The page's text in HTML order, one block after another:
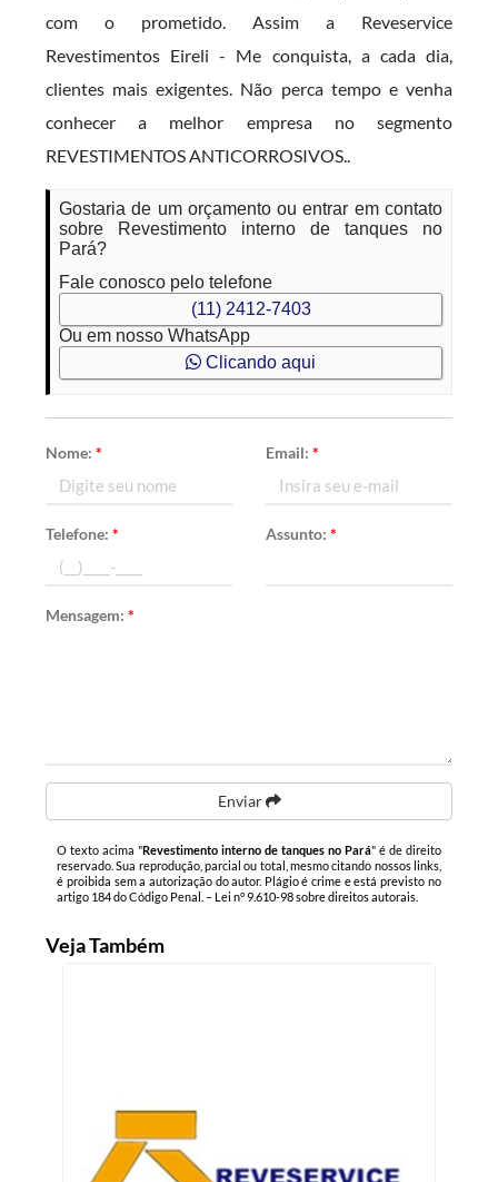
com o prometido. Assim a Reveservice
Revestimentos Eireli - Me conquista, a cada dia,
clientes mais exigentes. Não perca tempo e venha
conhecer a melhor empresa no segmento
REVESTIMENTOS ANTICORROSIVOS..
Gostaria de um orçamento ou entrar em contato
sobre Revestimento interno de tanques no
Pará?
Fale conosco pelo telefone
(11) 2412-7403
Ou em nosso WhatsApp
Clicando aqui
Nome:* Email: *
Telefone:* Assunto: *
Mensagem:*
Enviar
O texto acima "Revestimento interno de tanques no Pará" é de direito
reservado. Sua reprodução, parcial ou total, mesmo citando nossos links,
é proibida sem a autorização do autor. Plágio é crime e está previsto no
artigo 184 do Código Penal. – Lei n° 9.610-98 sobre direitos autorais
Veja Também